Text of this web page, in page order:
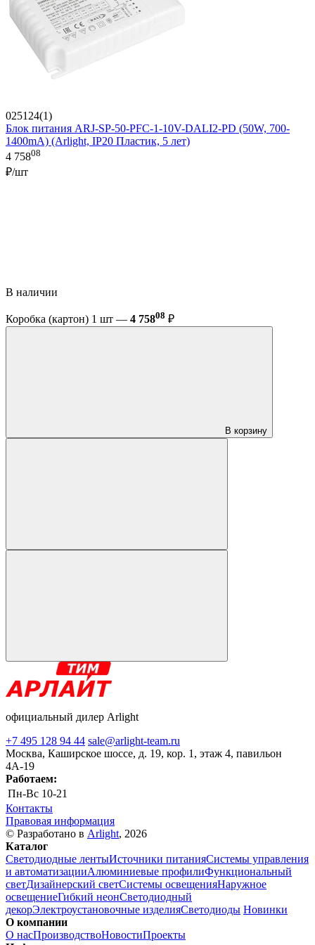
025124(1)
Блок питания ARJ-SP-50-PFC-1-10V-DALI2-PD (50W, 700-
1400mA) (Arlight, IP20 Пластик, 5 лет)
4 75808
₽/шт
В наличии
Коробка (картон) 1 шт — 4 75808 ₽
В корзину
официальный дилер Arlight
+7 495 128 94 44 sale@arlight-team.ru
Москва, Каширское шоссе, д. 19, кор. 1, этаж 4, павильон
4А-19
Работаем:
Пн-Вс 10-21
Контакты
Правовая информация
© Разработано в Arlight, 2026
Каталог
Светодиодные лентыИсточники питанияСистемы управления
и автоматизацииАлюминиевые профилиФункциональный
светДизайнерский светСистемы освещенияНаружное
освещениеГибкий неонСветодиодный
декорЭлектроустановочные изделияСветодиоды Новинки
О компании
О насПроизводствоНовостиПроекты